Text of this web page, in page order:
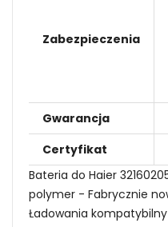
Zabezpieczenia
Gwarancja
Certyfikat
Bateria do Haier
polymer - Fabrycznie
Ładowania